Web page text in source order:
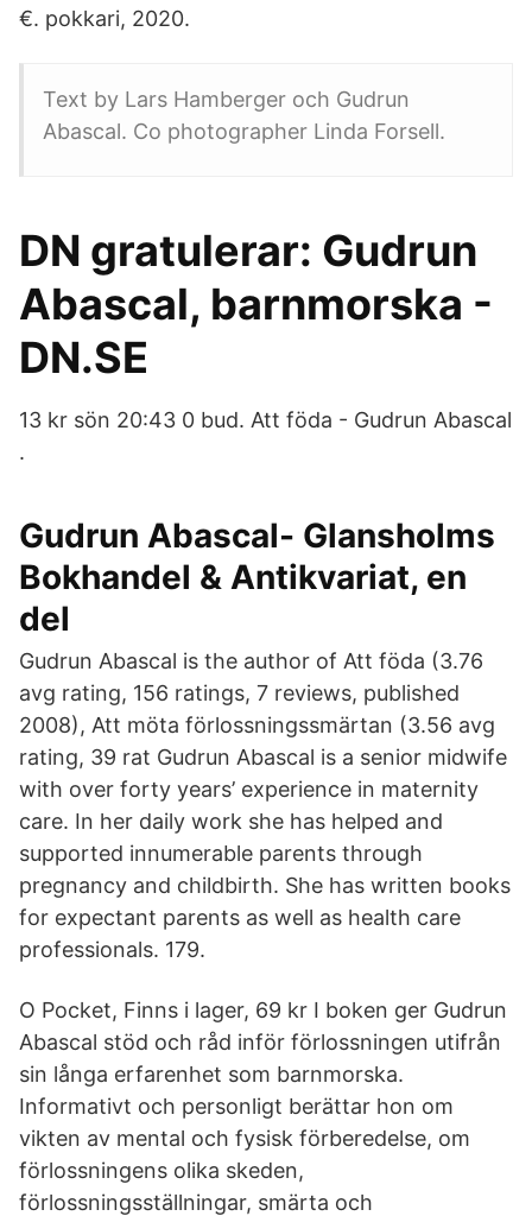
€. pokkari, 2020.
Text by Lars Hamberger och Gudrun
Abascal. Co photographer Linda Forsell.
DN gratulerar: Gudrun
Abascal, barnmorska -
DN.SE
13 kr sön 20:43 0 bud. Att föda - Gudrun Abascal
.
Gudrun Abascal- Glansholms
Bokhandel & Antikvariat, en
del
Gudrun Abascal is the author of Att föda (3.76
avg rating, 156 ratings, 7 reviews, published
2008), Att möta förlossningssmärtan (3.56 avg
rating, 39 rat Gudrun Abascal is a senior midwife
with over forty years’ experience in maternity
care. In her daily work she has helped and
supported innumerable parents through
pregnancy and childbirth. She has written books
for expectant parents as well as health care
professionals. 179.
O Pocket, Finns i lager, 69 kr I boken ger Gudrun
Abascal stöd och råd inför förlossningen utifrån
sin långa erfarenhet som barnmorska.
Informativt och personligt berättar hon om
vikten av mental och fysisk förberedelse, om
förlossningens olika skeden,
förlossningsställningar, smärta och